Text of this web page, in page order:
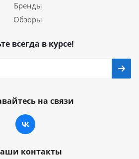
Бренды
Обзоры
всегда в курсе!
на связи
контакты